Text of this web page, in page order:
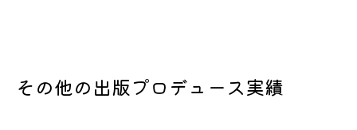
その他の出版プロデュース実績